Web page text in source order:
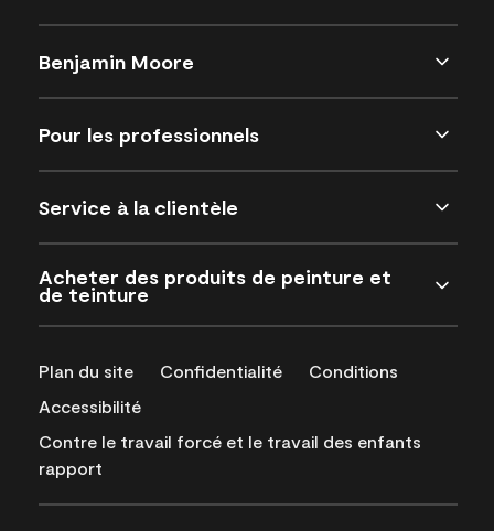
Benjamin Moore
Pour les professionnels
Service à la clientèle
Acheter des produits de peinture et
de teinture
Plan du site Confidentialité
Conditions
Accessibilité
Contre le travail forcé et le travail des enfants
rapport